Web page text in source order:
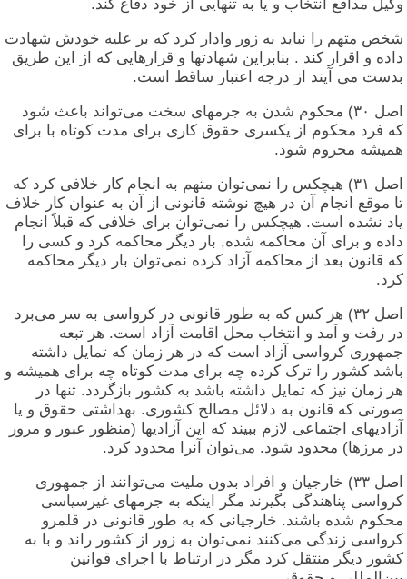
وکیل مدافع انتخاب و يا به تنهایی از خود دفاع کند.
شخص متهم را نباید به زور وادار کرد که بر علیه خودش شهادت
داده و اقرار کند . بنابراین شهادتها و قرارهایی که از این طریق
بدست می آیند از درجه اعتبار ساقط است.
اصل ۳۰) محکوم شدن به جرمهای سخت می‌تواند باعث شود
که فرد محکوم از یکسری حقوق کاری برای مدت کوتاه با برای
هميشه محروم شود.
اصل ۳۱) هیچکس را نمی‌توان متهم به انجام کار خلافی کرد که
تا موقع انجام آن در هیچ نوشته قانونی از آن به عنوان کار خلاف
یاد نشده است. هیچکس را نمی‌توان برای خلافی که قبلاً انجام
داده و برای آن محاکمه شده, بار دیگر محاکمه کرد و کسی را
که قانون بعد از محاکمه آزاد کرده نمی‌توان بار دیگر محاکمه
کرد.
اصل ۳۲) هر کس که به طور قانونی در کرواسی به سر می‌برد
در رفت و آمد و انتخاب محل اقامت آزاد است. هر تبعه
جمهوری کرواسی آزاد است که در هر زمان که تمایل داشته
باشد کشور را ترک کرده چه برای مدت کوتاه چه برای هميشه و
هر زمان نیز که تمایل داشته باشد به کشور بازگردد. تنها در
صورتی که قانون به دلائل مصالح کشوری. بهداشتی حقوق و يا
آزادیهای اجتماعی لازم ببیند که این آزادیها (منظور عبور و مرور
در مرزها) محدود شود. می‌توان آنرا محدود کرد.
اصل ۳۳) خارجیان و افراد بدون ملیت می‌توانند از جمهوری
کرواسی پناهندگی بگیرند مگر اینکه به جرمهای غیرسیاسی
محکوم شده باشند. خارجیانی که به طور قانونی در قلمرو
کرواسی زندگی می‌کنند نمی‌توان به زور از کشور راند و با به
کشور دیگر منتقل کرد مگر در ارتباط با اجرای قوانین